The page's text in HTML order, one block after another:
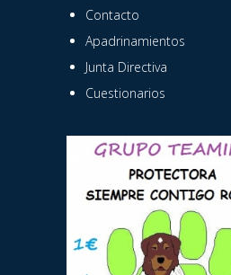
Contacto
Apadrinamientos
Junta Directiva
Cuestionarios